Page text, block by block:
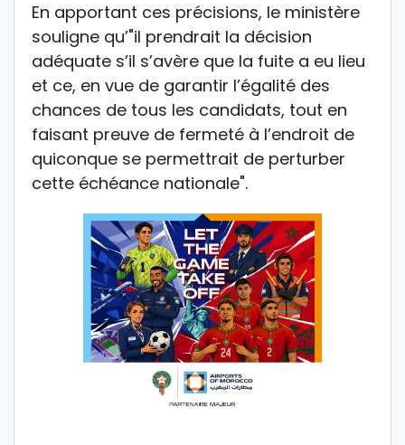
En apportant ces précisions, le ministère
souligne qu’"il prendrait la décision
adéquate s’il s’avère que la fuite a eu lieu
et ce, en vue de garantir l’égalité des
chances de tous les candidats, tout en
faisant preuve de fermeté à l’endroit de
quiconque se permettrait de perturber
cette échéance nationale".